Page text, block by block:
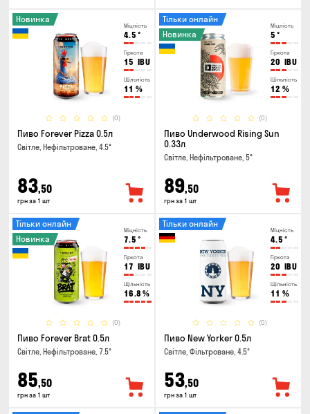
Міцність
4.5 °
Гіркота
15 IBU
Щільність
11 %
(0)
Новинка
Пиво Forever Pizza 0.5л
Світле, Нефільтроване, 4.5°
83,50
грн за 1 шт
Міцність
5 °
Гіркота
20 IBU
Щільність
12 %
(0)
Тільки онлайн
Новинка
Пиво Underwood Rising Sun
0.33л
Світле, Нефільтроване, 5°
89,50
грн за 1 шт
Міцність
7.5 °
Гіркота
17 IBU
Щільність
16.8 %
(0)
Тільки онлайн
Новинка
Пиво Forever Brat 0.5л
Світле, Нефільтроване, 7.5°
85,50
грн за 1 шт
Міцність
4.5 °
Гіркота
20 IBU
Щільність
11 %
(0)
Тільки онлайн
Пиво New Yorker 0.5л
Світле, Фільтроване, 4.5°
53,50
грн за 1 шт